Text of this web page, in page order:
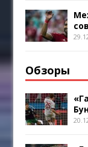
Обзоры